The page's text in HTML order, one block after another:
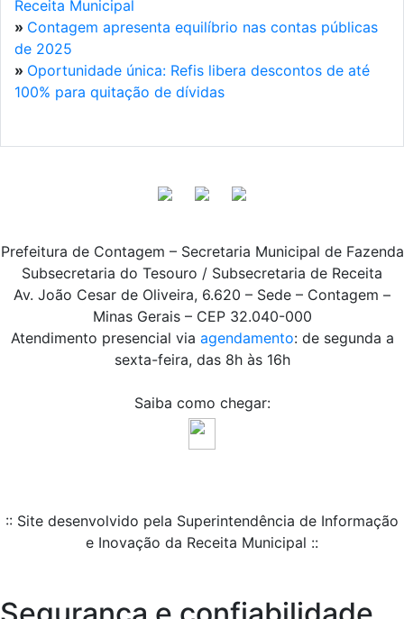
Receita Municipal
» Contagem apresenta equilíbrio nas contas públicas
de 2025
» Oportunidade única: Refis libera descontos de até
100% para quitação de dívidas
Prefeitura de Contagem – Secretaria Municipal de Fazenda
Subsecretaria do Tesouro / Subsecretaria de Receita
Av. João Cesar de Oliveira, 6.620 – Sede – Contagem –
Minas Gerais – CEP 32.040-000
Atendimento presencial via agendamento: de segunda a
sexta-feira, das 8h às 16h
Saiba como chegar:
:: Site desenvolvido pela Superintendência de Informação
e Inovação da Receita Municipal ::